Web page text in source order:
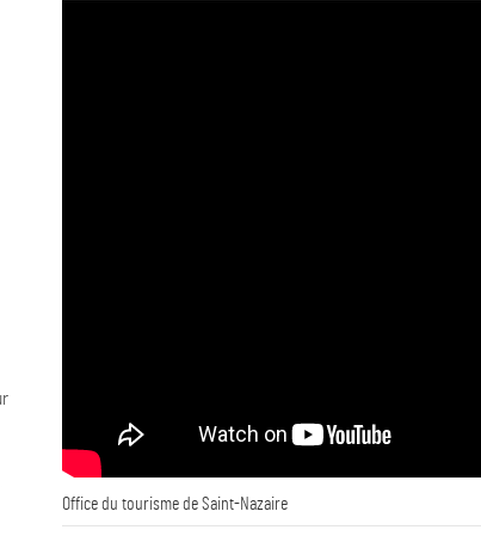
Office du tourisme de Saint-Nazaire